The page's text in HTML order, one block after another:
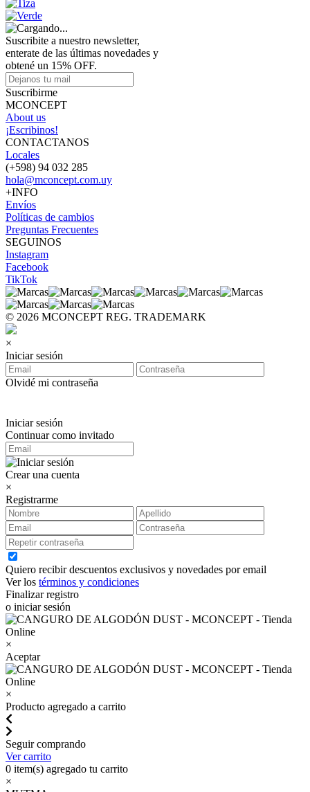
Suscribite a nuestro newsletter,
enterate de las últimas novedades y
obtené un 15% OFF.
Suscribirme
MCONCEPT
About us
¡Escribinos!
CONTACTANOS
Locales
(+598) 94 032 285
hola@mconcept.com.uy
+INFO
Envíos
Políticas de cambios
Preguntas Frecuentes
SEGUINOS
Instagram
Facebook
TikTok
© 2026 MCONCEPT REG. TRADEMARK
×
Iniciar sesión
Olvidé mi contraseña
Iniciar sesión
Continuar como invitado
Crear una cuenta
×
Registrarme
Quiero recibir descuentos exclusivos y novedades por email
Ver los términos y condiciones
Finalizar registro
o iniciar sesión
×
Aceptar
×
Producto agregado a carrito
Seguir comprando
Ver carrito
0 item(s) agregado tu carrito
×